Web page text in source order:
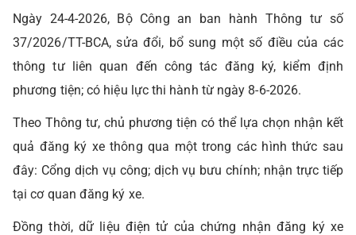
Ngày 24-4-2026, Bộ Công an ban hành Thông tư số
37/2026/TT-BCA, sửa đổi, bổ sung một số điều của các
thông tư liên quan đến công tác đăng ký, kiểm định
phương tiện; có hiệu lực thi hành từ ngày 8-6-2026.
Theo Thông tư, chủ phương tiện có thể lựa chọn nhận kết
quả đăng ký xe thông qua một trong các hình thức sau
đây: Cổng dịch vụ công; dịch vụ bưu chính; nhận trực tiếp
tại cơ quan đăng ký xe.
Đồng thời, dữ liệu điện tử của chứng nhận đăng ký xe